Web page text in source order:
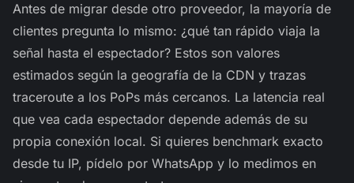
Antes de migrar desde otro proveedor, la mayoría de
clientes pregunta lo mismo: ¿qué tan rápido viaja la
señal hasta el espectador? Estos son valores
estimados según la geografía de la CDN y trazas
traceroute a los PoPs más cercanos. La latencia real
que vea cada espectador depende además de su
propia conexión local. Si quieres benchmark exacto
desde tu IP, pídelo por WhatsApp y lo medimos en